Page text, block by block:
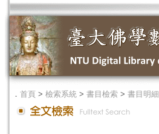
． 首頁 > 檢索系統 > 書目檢索 > 書目明細